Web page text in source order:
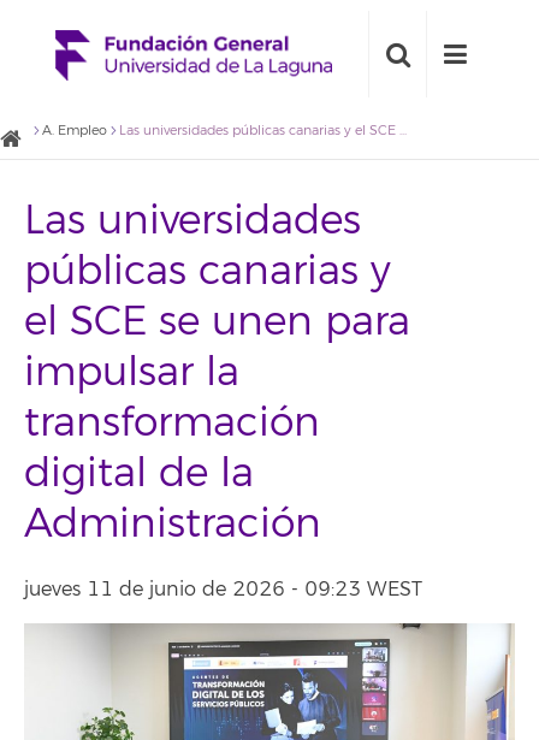
A. Empleo Las universidades públicas canarias y el SCE se unen para impulsar la transformación digital de la Administración
Las universidades
públicas canarias y
el SCE se unen para
impulsar la
transformación
digital de la
Administración
jueves 11 de junio de 2026 - 09:23 WEST